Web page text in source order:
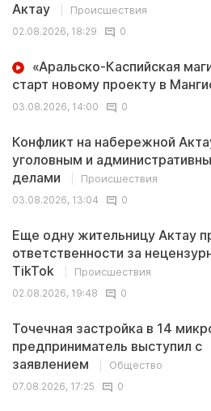
Актау
Происшествия
02.08.2026, 18:29
0
«Аральско-Каспийская
старт новому проекту в
03.08.2026, 14:00
0
Конфликт на набережной
уголовным и
делами
Происшествия
03.08.2026, 13:04
0
Еще одну жительницу Актау
ответственности за
TikTok
Происшествия
02.08.2026, 19:48
0
Точечная застройка в 14
предприниматель выступил с
заявлением
Общество
07.08.2026, 17:25
0